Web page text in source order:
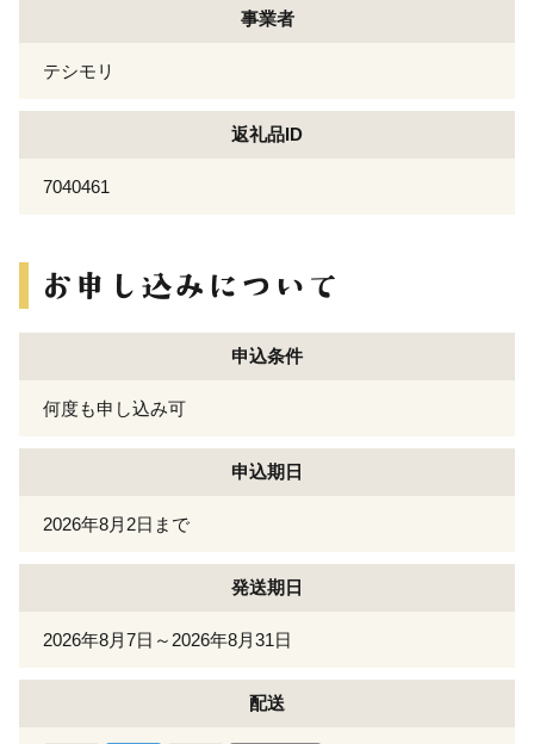
事業者
テシモリ
返礼品ID
7040461
申込条件
何度も申し込み可
申込期日
2026年8月2日まで
発送期日
2026年8月7日～2026年8月31日
配送